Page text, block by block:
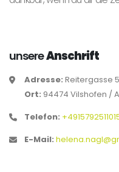
unsereAnschrift
Adresse: Reitergasse 5
Ort: 94474 Vilshofen /
Telefon:
E-Mail: